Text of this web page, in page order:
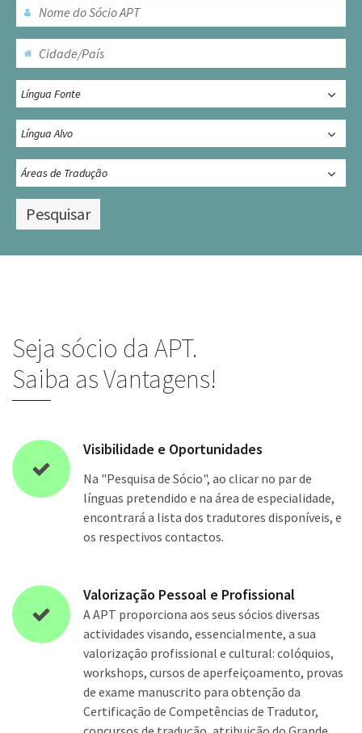
Seja sócio da APT.
Saiba as Vantagens!
Visibilidade e Oportunidades
Na "Pesquisa de Sócio", ao clicar no par de
línguas pretendido e na área de especialidade,
encontrará a lista dos tradutores disponíveis, e
os respectivos contactos.
Valorização Pessoal e Profissional
A APT proporciona aos seus sócios diversas
actividades visando, essencialmente, a sua
valorização profissional e cultural: colóquios,
workshops, cursos de aperfeiçoamento, provas
de exame manuscrito para obtenção da
Certificação de Competências de Tradutor,